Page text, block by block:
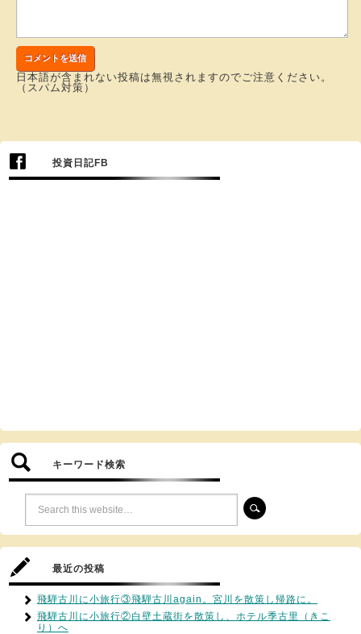
日本語が含まれない投稿は無視されますのでご注意ください。
（スパム対策）
投資日記FB
キーワード検索
最近の投稿
飛騨古川に小旅行③飛騨古川again。宮川を散策し帰路に。
飛騨古川に小旅行②白壁土蔵街を散策し、ホテル季古里（きこ
り）へ